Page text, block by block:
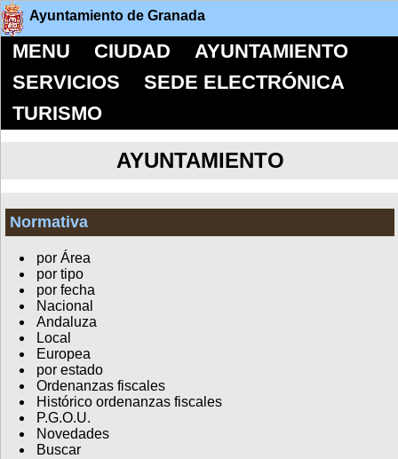
Ayuntamiento de Granada
MENU CIUDAD
AYUNTAMIENTO
SERVICIOS
SEDE ELECTRÓNICA
TURISMO
AYUNTAMIENTO
Normativa
por Área
por tipo
por fecha
Nacional
Andaluza
Local
Europea
por estado
Ordenanzas fiscales
Histórico ordenanzas fiscales
P.G.O.U.
Novedades
Buscar